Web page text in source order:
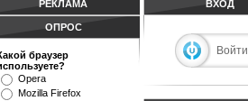
РЕКЛАМА
ОПРОС
браузер
Opera
Mozilla Firefox
ВХОД
Войти